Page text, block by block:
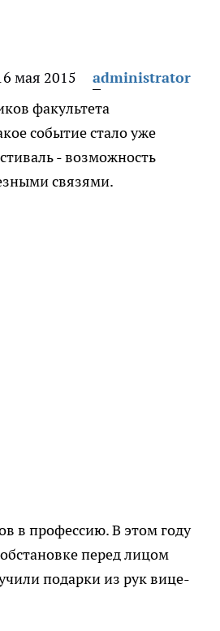
мая 2015
administrator
факультета
событие стало уже
- возможность
связями.
в профессию. В этом году
перед лицом
подарки из рук вице-